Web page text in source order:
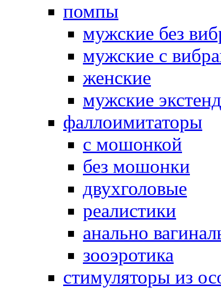
помпы
мужские без
мужские с
женские
мужские
фаллоимитаторы
с мошонкой
без мошонки
двухголовые
реалистики
анально
зооэротика
стимуляторы из